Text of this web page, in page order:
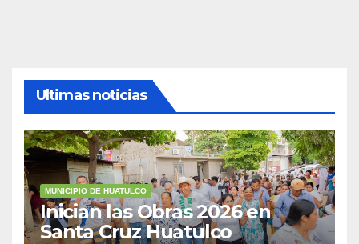
Ultimas noticias
MUNICIPIO DE HUATULCO
Inician las Obras 2026 en
Santa Cruz Huatulco